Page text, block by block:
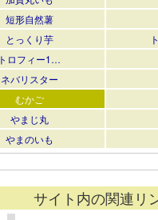
短形自然薯
とっくり芋
トロフィー1…
ネバリスター
むかご
やまじ丸
やまのいも
サイト内の関連リ